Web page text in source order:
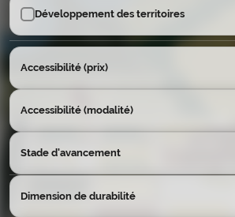
Développement des territoires
Accessibilité (prix)
Accessibilité (modalité)
Stade d'avancement
Dimension de durabilité